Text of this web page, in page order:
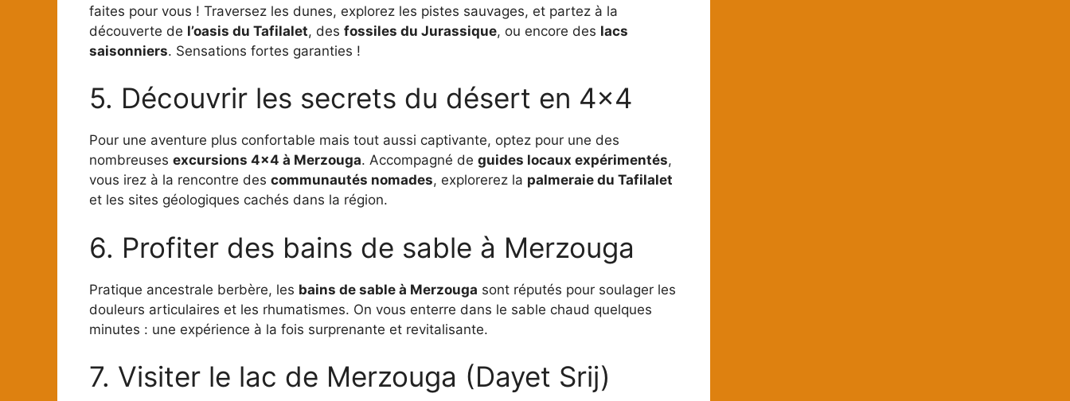
faites pour vous ! Traversez les dunes, explorez les pistes sauvages, et partez à la
découverte de l’oasis du Tafilalet, des fossiles du Jurassique, ou encore des lacs
saisonniers. Sensations fortes garanties !
5. Découvrir les secrets du désert en 4×4
Pour une aventure plus confortable mais tout aussi captivante, optez pour une des
nombreuses excursions 4×4 à Merzouga. Accompagné de guides locaux expérimentés,
vous irez à la rencontre des communautés nomades, explorerez la palmeraie du Tafilalet
et les sites géologiques cachés dans la région.
6. Profiter des bains de sable à Merzouga
Pratique ancestrale berbère, les bains de sable à Merzouga sont réputés pour soulager les
douleurs articulaires et les rhumatismes. On vous enterre dans le sable chaud quelques
minutes : une expérience à la fois surprenante et revitalisante.
7. Visiter le lac de Merzouga (Dayet Srij)